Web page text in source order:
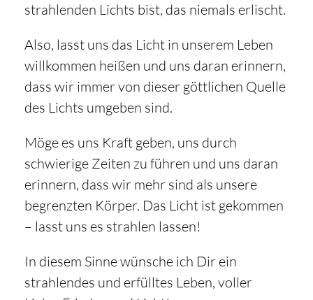
strahlenden Lichts bist, das niemals erlischt.
Also, lasst uns das Licht in unserem Leben
willkommen heißen und uns daran erinnern,
dass wir immer von dieser göttlichen Quelle
des Lichts umgeben sind.
Möge es uns Kraft geben, uns durch
schwierige Zeiten zu führen und uns daran
erinnern, dass wir mehr sind als unsere
begrenzten Körper. Das Licht ist gekommen
– lasst uns es strahlen lassen!
In diesem Sinne wünsche ich Dir ein
strahlendes und erfülltes Leben, voller